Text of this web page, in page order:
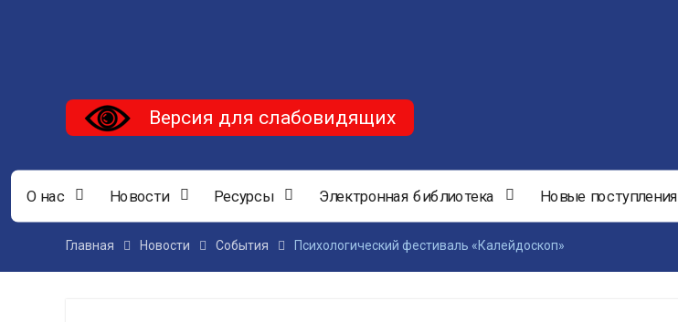
Версия для слабовидящих
О нас Новости Ресурсы Электронная библиотека Новые поступления
Главная Новости События Психологический фестиваль «Калейдоскоп»